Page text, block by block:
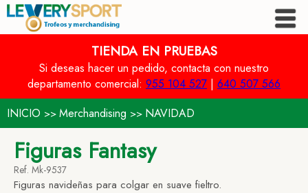
TIENDA EN PRUEBAS
Si deseas hacer un pedido, contacta con nuestro
departamento comercial: 955 104 527 | 640 507 566
INICIO >> Merchandising >> NAVIDAD
Figuras Fantasy
Ref. Mk-9537
Figuras navideñas para colgar en suave fieltro.